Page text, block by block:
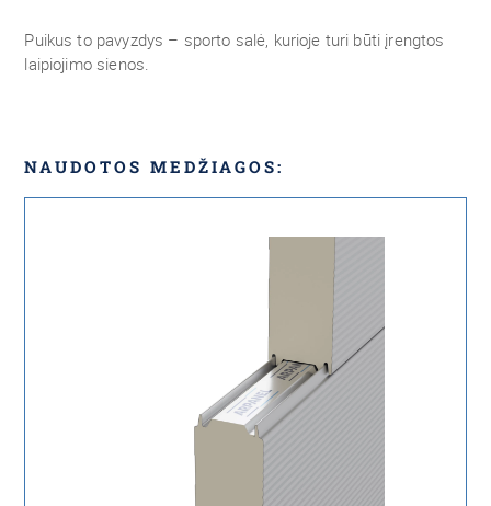
Puikus to pavyzdys – sporto salė, kurioje turi būti įrengtos
laipiojimo sienos.
NAUDOTOS MEDŽIAGOS: